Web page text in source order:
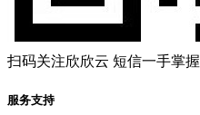
扫码关注欣欣云 短信一手掌握
服务支持